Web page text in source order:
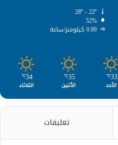
52%
0.89 كيلومتر/ساعة
33
℃
الأحد
35
℃
الأثنين
34
℃
الثلاثاء
تعليقات